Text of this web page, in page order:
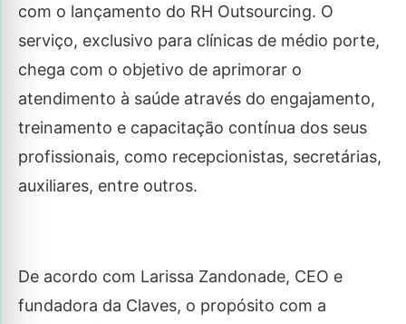
com o lançamento do RH Outsourcing. O
serviço, exclusivo para clínicas de médio porte,
chega com o objetivo de aprimorar o
atendimento à saúde através do engajamento,
treinamento e capacitação contínua dos seus
profissionais, como recepcionistas, secretárias,
auxiliares, entre outros.
De acordo com Larissa Zandonade, CEO e
fundadora da Claves, o propósito com a